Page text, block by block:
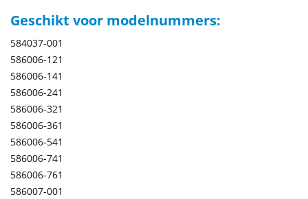
Geschikt voor modelnummers:
584037-001
586006-121
586006-141
586006-241
586006-321
586006-361
586006-541
586006-741
586006-761
586007-001